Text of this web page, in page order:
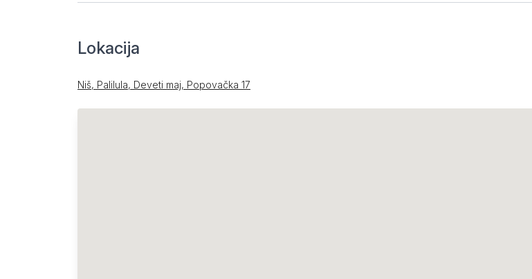
Lokacija
Niš, Palilula, Deveti maj, Popovačka 17